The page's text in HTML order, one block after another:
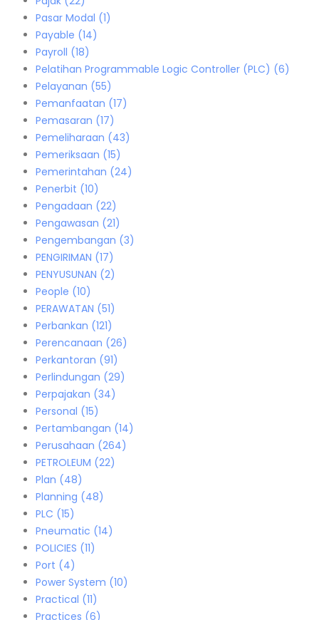
Pasar Modal (1)
Payable (14)
Payroll (18)
Pelatihan Programmable Logic Controller (PLC) (6)
Pelayanan (55)
Pemanfaatan (17)
Pemasaran (17)
Pemeliharaan (43)
Pemeriksaan (15)
Pemerintahan (24)
Penerbit (10)
Pengadaan (22)
Pengawasan (21)
Pengembangan (3)
PENGIRIMAN (17)
PENYUSUNAN (2)
People (10)
PERAWATAN (51)
Perbankan (121)
Perencanaan (26)
Perkantoran (91)
Perlindungan (29)
Perpajakan (34)
Personal (15)
Pertambangan (14)
Perusahaan (264)
PETROLEUM (22)
Plan (48)
Planning (48)
PLC (15)
Pneumatic (14)
POLICIES (11)
Port (4)
Power System (10)
Practical (11)
Practices (6)